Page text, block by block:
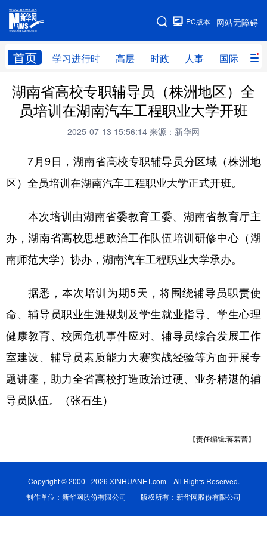
网站无障碍
PC版本
首页 学习进行时 高层 时政 人事 国际 财
网站地图
学习进行时 高层 时政 人事
国际 财经 网评 港澳
全球连线
科技 科创 量子 体育
文化 书画 健康 军事
访谈 视频 图片 政务
法律 中央文件 金融 汽车
食品 人居 信息化 数字经济
学术中国 乡村振兴 银龄 溯源中国
城市 旅游 能源 会展
彩票 娱乐 时尚 悦读
公益 一带一路 亚太网 上市公司
北京 天津 河北 山西
辽宁 吉林 上海 江苏
湖南省高校专职辅导员（株洲地区）全
员培训在湖南汽车工程职业大学开班
2025-07-13 15:56:14 来源：新华网
7月9日，湖南省高校专职辅导员分区域（株洲地
区）全员培训在湖南汽车工程职业大学正式开班。
本次培训由湖南省委教育工委、湖南省教育厅主
办，湖南省高校思想政治工作队伍培训研修中心（湖
南师范大学）协办，湖南汽车工程职业大学承办。
据悉，本次培训为期5天，将围绕辅导员职责使
命、辅导员职业生涯规划及学生就业指导、学生心理
健康教育、校园危机事件应对、辅导员综合发展工作
室建设、辅导员素质能力大赛实战经验等方面开展专
题讲座，助力全省高校打造政治过硬、业务精湛的辅
导员队伍。（张石生）
【责任编辑:蒋若蕾】
Copyright © 2000 - 2026 XINHUANET.com All Rights Reserved.
制作单位：新华网股份有限公司 版权所有：新华网股份有限公司